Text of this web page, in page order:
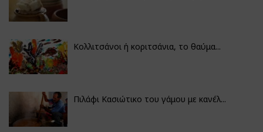
Κολλιτσάνοι ή κοριτσάνια, το θαύμα...
Πιλάφι Κασιώτικο του γάμου με κανέλ...